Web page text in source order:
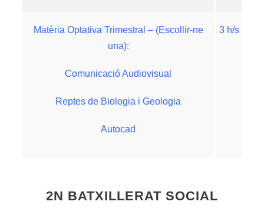
Matèria Optativa Trimestral – (Escollir-ne
una):
Comunicació Audiovisual
Reptes de Biologia i Geologia
Autocad
3 h/s
2N BATXILLERAT SOCIAL